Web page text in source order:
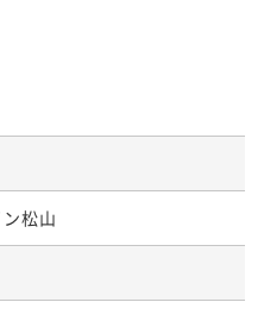
】ドーミーインスタン
IN 15:00 - 27:00 OUT11:00
¥ 17,100 ~
松山